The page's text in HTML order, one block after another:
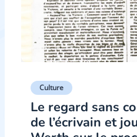
Culture
Le regard sans
de l’écrivain et